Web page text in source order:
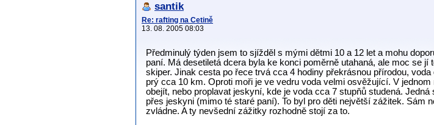
santik
Re: rafting na Cetině
13. 08. 2005 08:03
Předminulý týden jsem to sjížděl s mými dětmi 10 a 12 let a mohu
paní. Má desetiletá dcera byla ke konci poměrně utahaná, ale moc se
skiper. Jinak cesta po řece trvá cca 4 hodiny překrásnou přírodou,
prý cca 10 km. Oproti moři je ve vedru voda velmi osvěžující. V
obejít, nebo proplavat jeskyní, kde je voda cca 7 stupňů studená.
přes jeskyni (mimo té staré paní). To byl pro děti největší zážitek. Sám
zvládne. A ty nevšední zážitky rozhodně stojí za to.